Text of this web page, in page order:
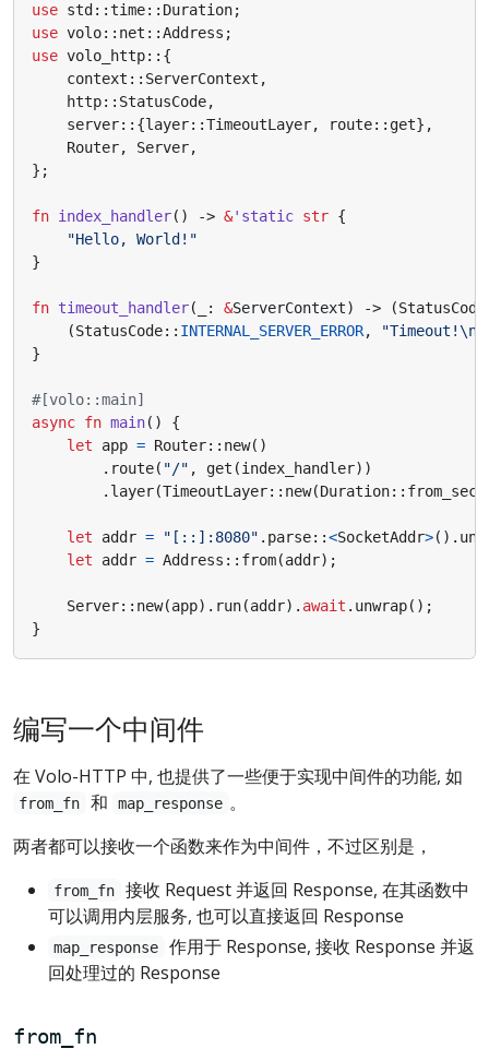
use std ::time:: Duration;
use volo:: net ::Address ;
use volo_http:: {
context :: ServerContext ,
http:: StatusCode,
server:: {layer::TimeoutLayer, route:: get},
Router, Server,
};
fn index_handler() -> &'static str {
"Hello, World!"
}
fn timeout_handler( : &ServerContext) -> (StatusCode
(StatusCode:: INTERNAL_SERVER_ERROR, "Timeout!\n
}
#[volo::main]
async fn main()
{
let
app = Router:: new()
. route( "/" , get (index_handler))
. layer(TimeoutLayer:: new(Duration:: from_secs
let addr = "[::]:8080" . parse::<SocketAddr>().
let
addr = Address :: from(addr);
Server:: new(app). run(addr). await . unwrap();
}
编写一个中间件
在 Volo-HTTP 中, 也提供了一些便于实现中间件的功能, 如
from_fn 和 map_response 。
两者都可以接收一个函数来作为中间件，不过区别是，
from_fn
接收 Request 并返回 Response, 在其函数中
可以调用内层服务, 也可以直接返回 Response
map_response
作用于 Response, 接收 Response 并返
回处理过的 Response
from_fn